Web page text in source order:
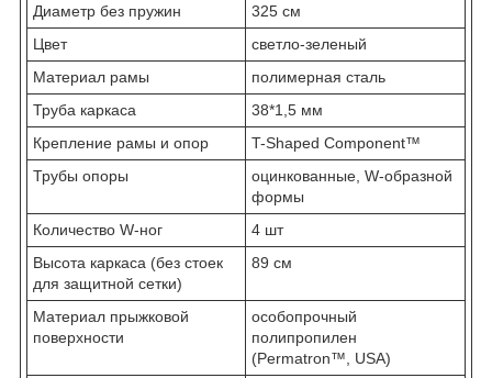
Диаметр без пружин
325 см
Цвет
светло-зеленый
Материал рамы
полимерная сталь
Труба каркаса
38*1,5 мм
Крепление рамы и опор
T-Shaped Component™
Трубы опоры
оцинкованные, W-образной
формы
Количество W-ног
4 шт
Высота каркаса (без стоек
для защитной сетки)
89 см
Материал прыжковой
поверхности
особопрочный
полипропилен
(Permatron™, USA)